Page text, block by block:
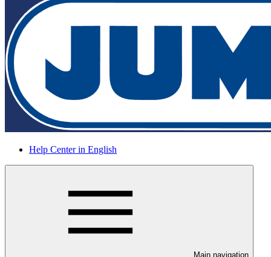
Help Center in English
Main navigation